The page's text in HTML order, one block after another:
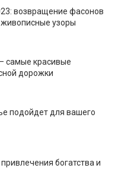
возвращение фасонов
живописные узоры
самые красивые
дорожки
подойдет для вашего
богатства и